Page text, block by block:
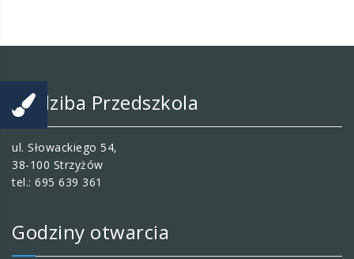
Siedziba Przedszkola
ul. Słowackiego 54,
38-100 Strzyżów
tel.: 695 639 361
Godziny otwarcia